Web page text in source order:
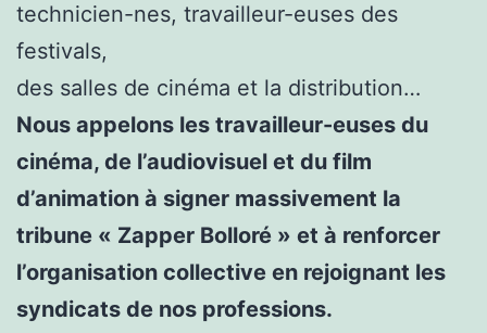
technicien-nes, travailleur-euses des
festivals,
des salles de cinéma et la distribution…
Nous appelons les travailleur-euses du
cinéma, de l’audiovisuel et du film
d’animation à signer massivement la
tribune « Zapper Bolloré » et à renforcer
l’organisation collective en rejoignant les
syndicats de nos professions.